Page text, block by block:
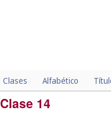
Clases Alfabético
Clase 14